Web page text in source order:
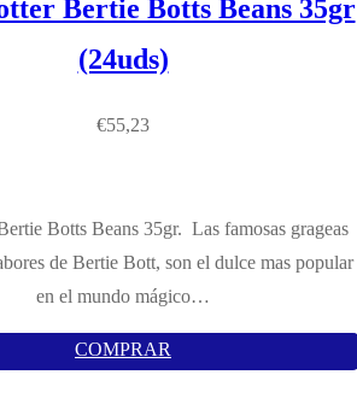
Bertie Botts Beans 35gr
(24uds)
€55,23
Botts Beans 35gr. Las famosas grageas
de Bertie Bott, son el dulce mas popular
en el mundo mágico…
COMPRAR